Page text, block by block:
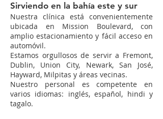
Sirviendo en la bahía este y sur
Nuestra clínica está convenientemente
ubicada en Mission Boulevard, con
amplio estacionamiento y fácil acceso en
automóvil.
Estamos orgullosos de servir a Fremont,
Dublin, Union City, Newark, San José,
Hayward, Milpitas y áreas vecinas.
Nuestro personal es competente en
varios idiomas: inglés, español, hindi y
tagalo.